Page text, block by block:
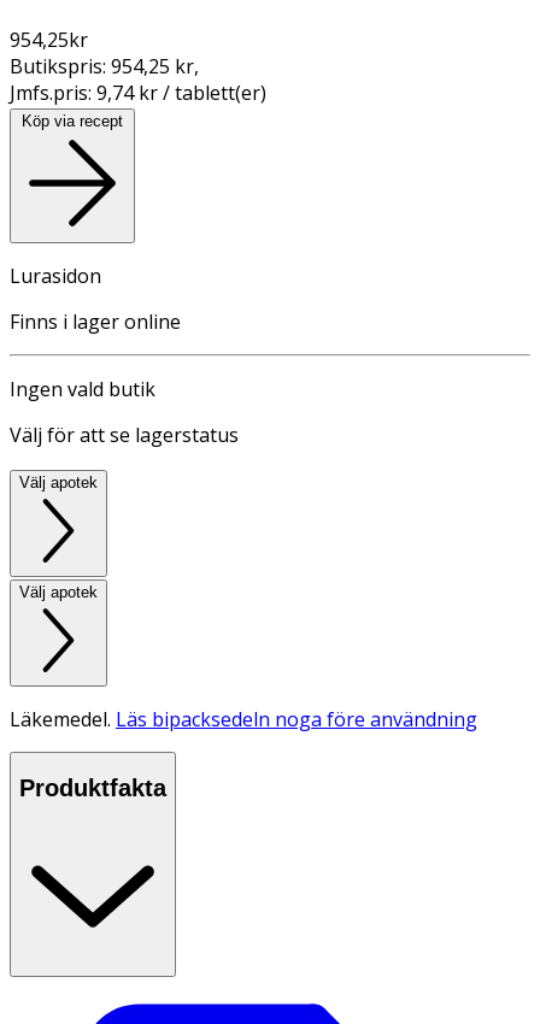
954,25kr
Butikspris: 954,25 kr,
Jmfs.pris: 9,74 kr / tablett(er)
Köp via recept
Lurasidon
Finns i lager online
Ingen vald butik
Välj för att se lagerstatus
Välj apotek
Välj apotek
Läkemedel. Läs bipacksedeln noga före användning
Produktfakta